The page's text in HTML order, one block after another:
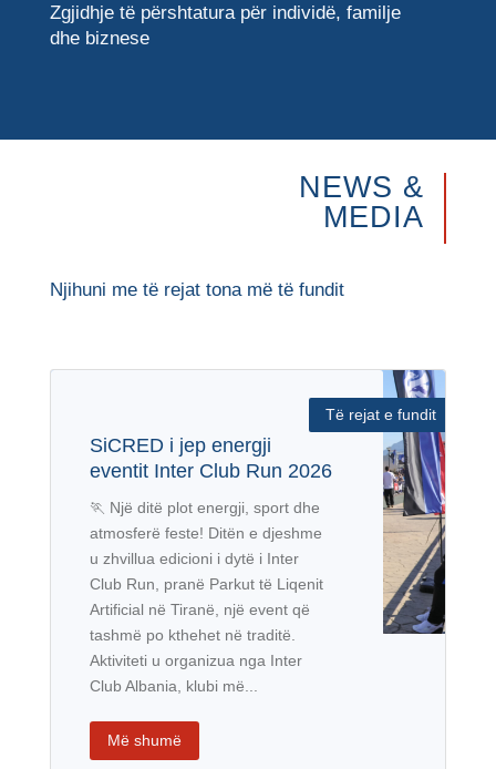
Zgjidhje të përshtatura për individë, familje
dhe biznese
NEWS &
MEDIA
Njihuni me të rejat tona më të fundit
SiCRED i jep energji
eventit Inter Club Run 2026
🏃 Një ditë plot energji, sport dhe
atmosferë feste! Ditën e djeshme
u zhvillua edicioni i dytë i Inter
Club Run, pranë Parkut të Liqenit
Artificial në Tiranë, një event që
tashmë po kthehet në traditë.
Aktiviteti u organizua nga Inter
Club Albania, klubi më...
Më shumë